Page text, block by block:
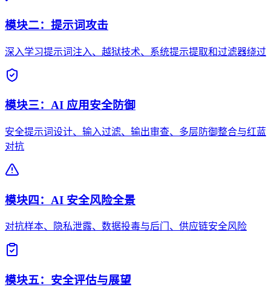
模块二：提示词攻击
深入学习提示词注入、越狱技术、系统提示提取和过滤器绕过
模块三：AI 应用安全防御
安全提示词设计、输入过滤、输出审查、多层防御整合与红蓝
对抗
模块四：AI 安全风险全景
对抗样本、隐私泄露、数据投毒与后门、供应链安全风险
模块五：安全评估与展望